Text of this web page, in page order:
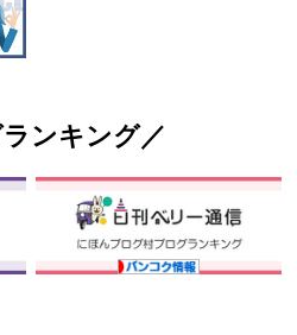
ンキング／